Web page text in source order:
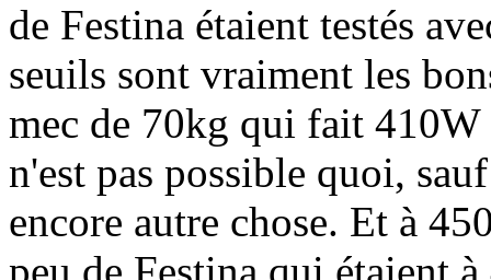
de Festina étaient testés
seuils sont vraiment les
mec de 70kg qui fait 410W
n'est pas possible quoi,
encore autre chose. Et à